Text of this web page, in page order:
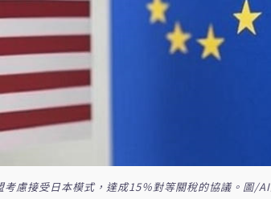
慮接受日本模式，達成15％對等關稅的協議。圖/